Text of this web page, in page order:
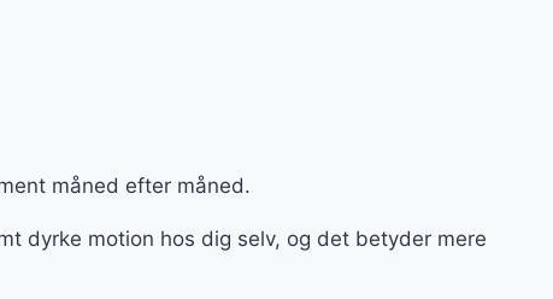
måned efter måned.
dyrke motion hos dig selv, og det betyder mere